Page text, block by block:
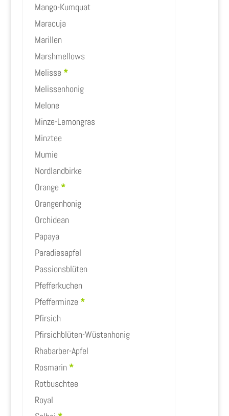
Mango-Kumquat
Maracuja
Marillen
Marshmellows
Melisse *
Melissenhonig
Melone
Minze-Lemongras
Minztee
Mumie
Nordlandbirke
Orange *
Orangenhonig
Orchidean
Papaya
Paradiesapfel
Passionsblüten
Pfefferkuchen
Pfefferminze *
Pfirsich
Pfirsichblüten-Wüstenhonig
Rhabarber-Apfel
Rosmarin *
Rotbuschtee
Royal